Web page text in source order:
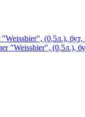
(0,5л.), бут,